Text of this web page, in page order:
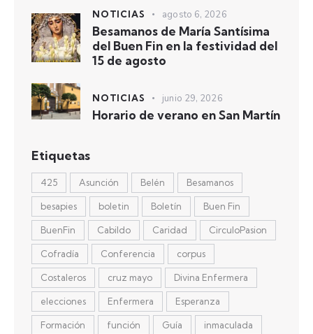
NOTICIAS agosto 6, 2026
Besamanos de María Santísima
del Buen Fin en la festividad del
15 de agosto
NOTICIAS junio 29, 2026
Horario de verano en San Martín
Etiquetas
425 Asunción Belén Besamanos
besapies boletin Boletín Buen Fin
BuenFin Cabildo Caridad CirculoPasion
Cofradía Conferencia corpus
Costaleros cruz mayo Divina Enfermera
elecciones Enfermera Esperanza
Formación función Guía inmaculada